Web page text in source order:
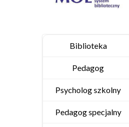
Biblioteka
Pedagog
Psycholog szkolny
Pedagog specjalny